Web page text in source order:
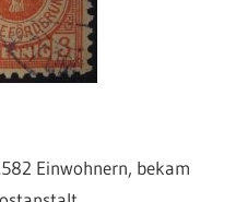
Einwohnern, bekam